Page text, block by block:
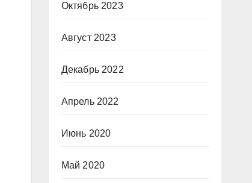
Октябрь 2023
Август 2023
Декабрь 2022
Апрель 2022
Июнь 2020
Май 2020